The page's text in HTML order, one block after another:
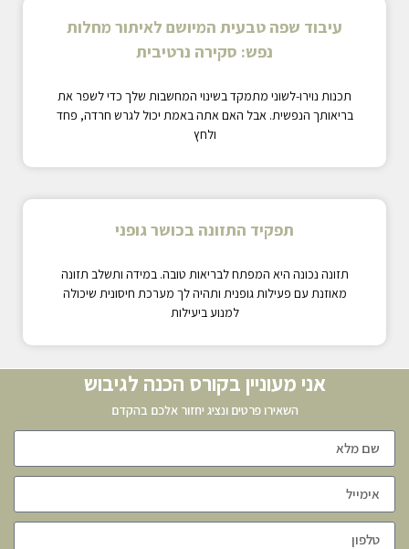
עיבוד שפה טבעית המיושם לאיתור מחלות
נפש: סקירה נרטיבית
תכנות נוירו-לשוני מתמקד בשינוי המחשבות שלך כדי לשפר את
בריאותך הנפשית. אבל האם אתה באמת יכול לגרש חרדה, פחד
ולחץ
תפקיד התזונה בכושר גופני
תזונה נכונה היא המפתח לבריאות טובה. במידה ותשלב תזונה
מאוזנת עם פעילות גופנית ותהיה לך מערכת חיסונית שיכולה
למנוע ביעילות
אני מעוניין בקורס הכנה לגיבוש
השאירו פרטים ונציג יחזור אלכם בהקדם